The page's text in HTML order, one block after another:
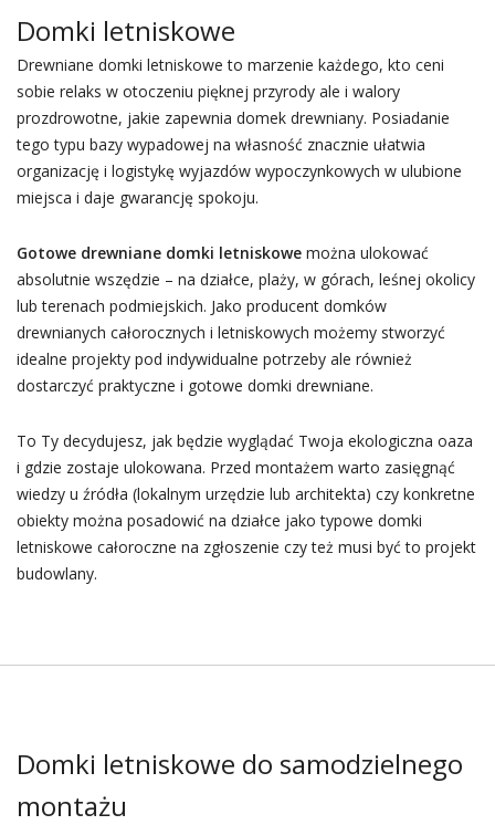
Domki letniskowe
Drewniane domki letniskowe to marzenie każdego, kto ceni
sobie relaks w otoczeniu pięknej przyrody ale i walory
prozdrowotne, jakie zapewnia domek drewniany. Posiadanie
tego typu bazy wypadowej na własność znacznie ułatwia
organizację i logistykę wyjazdów wypoczynkowych w ulubione
miejsca i daje gwarancję spokoju.
Gotowe drewniane domki letniskowemożna ulokować
absolutnie wszędzie – na działce, plaży, w górach, leśnej okolicy
lub terenach podmiejskich. Jako producent domków
drewnianych całorocznych i letniskowych możemy stworzyć
idealne projekty pod indywidualne potrzeby ale również
dostarczyć praktyczne i gotowe domki drewniane.
To Ty decydujesz, jak będzie wyglądać Twoja ekologiczna oaza
i gdzie zostaje ulokowana. Przed montażem warto zasięgnąć
wiedzy u źródła (lokalnym urzędzie lub architekta) czy konkretne
obiekty można posadowić na działce jako typowe domki
letniskowe całoroczne na zgłoszenie czy też musi być to projekt
budowlany.
Domki letniskowe do samodzielnego
montażu